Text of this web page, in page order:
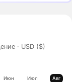
· USD ($)
Июн Июл Авг